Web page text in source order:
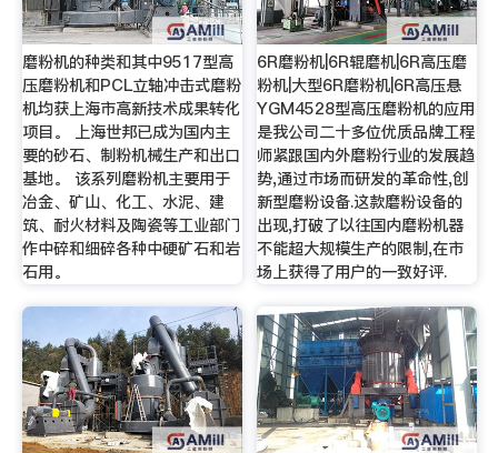
磨粉机的种类和其中9517型高
压磨粉机和PCL立轴冲击式磨粉
机均获上海市高新技术成果转化
项目。 上海世邦已成为国内主
要的砂石、制粉机械生产和出口
基地。 该系列磨粉机主要用于
冶金、矿山、化工、水泥、建
筑、耐火材料及陶瓷等工业部门
作中碎和细碎各种中硬矿石和岩
石用。
6R磨粉机|6R辊磨机|6R高压磨
粉机|大型6R磨粉机|6R高压悬
YGM4528型高压磨粉机的应用
是我公司二十多位优质品牌工程
师紧跟国内外磨粉行业的发展趋
势,通过市场而研发的革命性,创
新型磨粉设备.这款磨粉设备的
出现,打破了以往国内磨粉机器
不能超大规模生产的限制,在市
场上获得了用户的一致好评.